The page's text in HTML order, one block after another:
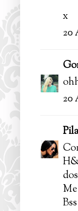
x
20
20
Bss